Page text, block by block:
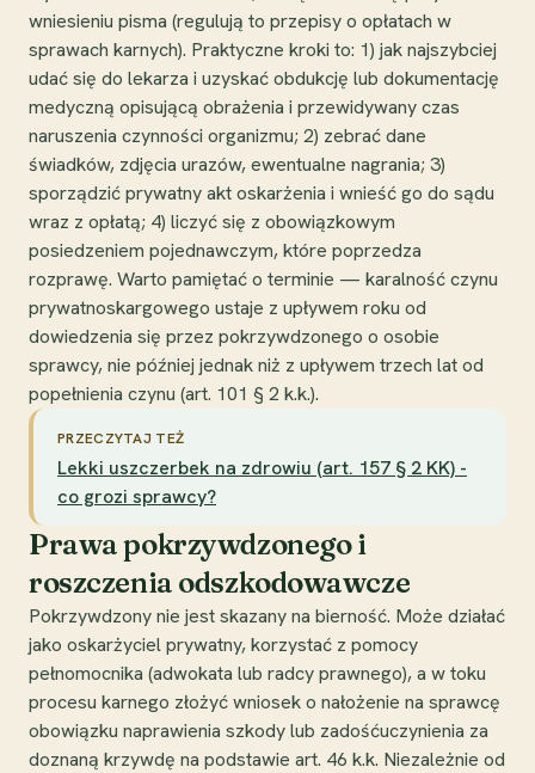
wniesieniu pisma (regulują to przepisy o opłatach w
sprawach karnych). Praktyczne kroki to: 1) jak najszybciej
udać się do lekarza i uzyskać obdukcję lub dokumentację
medyczną opisującą obrażenia i przewidywany czas
naruszenia czynności organizmu; 2) zebrać dane
świadków, zdjęcia urazów, ewentualne nagrania; 3)
sporządzić prywatny akt oskarżenia i wnieść go do sądu
wraz z opłatą; 4) liczyć się z obowiązkowym
posiedzeniem pojednawczym, które poprzedza
rozprawę. Warto pamiętać o terminie — karalność czynu
prywatnoskargowego ustaje z upływem roku od
dowiedzenia się przez pokrzywdzonego o osobie
sprawcy, nie później jednak niż z upływem trzech lat od
popełnienia czynu (art. 101 § 2 k.k.).
PRZECZYTAJ TEŻ
Lekki uszczerbek na zdrowiu (art. 157 § 2 KK) -
co grozi sprawcy?
Prawa pokrzywdzonego i
roszczenia odszkodowawcze
Pokrzywdzony nie jest skazany na bierność. Może działać
jako oskarżyciel prywatny, korzystać z pomocy
pełnomocnika (adwokata lub radcy prawnego), a w toku
procesu karnego złożyć wniosek o nałożenie na sprawcę
obowiązku naprawienia szkody lub zadośćuczynienia za
doznaną krzywdę na podstawie art. 46 k.k. Niezależnie od